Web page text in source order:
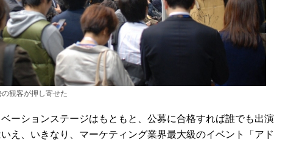
観客が押し寄せた
ーションステージはもともと、公募に合格すれば誰でも出演
え、いきなり、マーケティング業界最大級のイベント「アド